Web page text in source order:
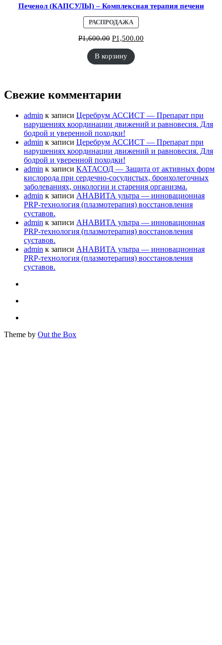
Печенол (КАПСУЛЫ) – Комплексная терапия печени
РАСПРОДАЖА
ТОВАР
Р1,600.00 Р1,500.00
В корзину
Свежие комментарии
admin к записи Церебрум АССИСТ — Препарат при
нарушениях координации движений и равновесия. Для
бодрой и уверенной походки!
admin к записи Церебрум АССИСТ — Препарат при
нарушениях координации движений и равновесия. Для
бодрой и уверенной походки!
admin к записи КАТАСОД — Защита от активных форм
кислорода при сердечно-сосудистых, бронхолегочных
заболеваниях, онкологии и старения организма.
admin к записи АНАВИТА ультра — инновационная
PRP-технология (плазмотерапия) восстановления
суставов.
admin к записи АНАВИТА ультра — инновационная
PRP-технология (плазмотерапия) восстановления
суставов.
admin к записи АНАВИТА ультра — инновационная
PRP-технология (плазмотерапия) восстановления
суставов.
Theme by Out the Box